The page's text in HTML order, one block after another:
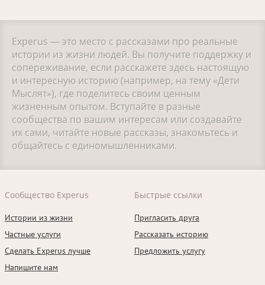
Experus — это место с рассказами про реальные
истории из жизни людей. Вы получите поддержку и
сопереживание, если расскажете здесь настоящую
и интересную историю (например, на тему «Дети
Мыслят»), где поделитесь своим ценным
жизненным опытом. Вступайте в разные
сообщества по вашим интересам или создавайте
их сами, читайте новые рассказы, знакомьтесь и
общайтесь с единомышленниками.
Сообщество Experus
Истории из жизни
Частные услуги
Сделать Experus лучше
Напишите нам
Быстрые ссылки
Пригласить друга
Рассказать историю
Предложить услугу